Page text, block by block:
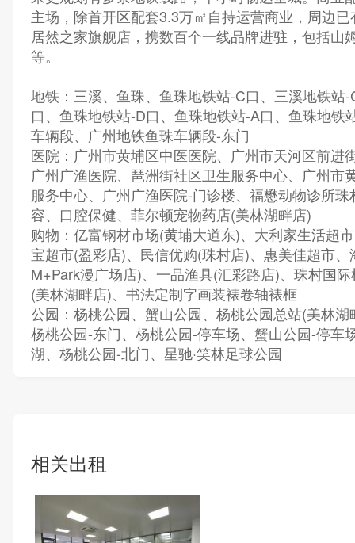
主场，除首开区配套3.3万㎡自持运营商业，周边已
居然之家旗舰店，携数百个一线品牌进驻，包括山
等。
地铁：三溪、鱼珠、鱼珠地铁站-C口、三溪地铁站
口、鱼珠地铁站-D口、鱼珠地铁站-A口、鱼珠地铁
车辆段、广州地铁鱼珠车辆段-东门
医院：广州市黄埔区中医医院、广州市天河区前进
广州广渔医院、琶洲街社区卫生服务中心、广州市
服务中心、广州广渔医院-门诊楼、福懋动物诊所
容、口腔保健、菲尔顿宠物药店(美林湖畔店)
购物：亿富钢材市场(黄埔大道东)、大利家生活超
宝超市(盈彩店)、民信优购(珠村店)、惠美佳超市、
M+Park漫广场店)、一品渔具(汇彩路店)、珠村国
(美林湖畔店)、书法定制字画装裱卷轴裱框
公园：杨桃公园、蟹山公园、杨桃公园总站(美林
杨桃公园-东门、杨桃公园-停车场、蟹山公园-停车
湖、杨桃公园-北门、星驰·笑林足球公园
相关出租